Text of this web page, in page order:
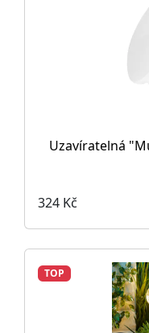
Uzavíratelná
324 Kč
TOP